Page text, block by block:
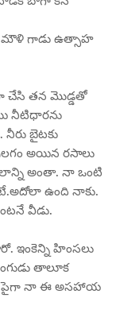
మౌళి గాడు ఉత్సాహ
గా చేసి తన మొడ్డతో
నీటిధారను
నీరు బైటకు
అయిన రసాలు
అంతా. నా ఒంటి
ఉంది నాకు.
వీడు.
ఇంకెన్ని హింసలు
తాలూక
పైగా నా ఈ అసహాయ